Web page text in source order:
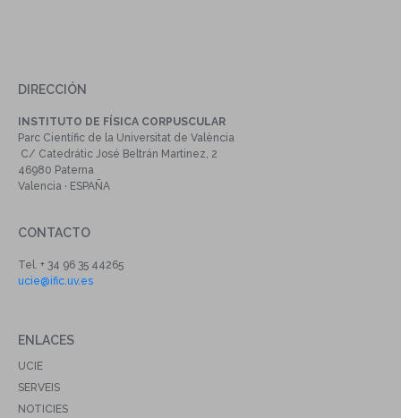
DIRECCIÓN
INSTITUTO DE FÍSICA CORPUSCULAR
Parc Científic de la Universitat de València
C/ Catedrátic José Beltrán Martinez, 2
46980 Paterna
Valencia · ESPAÑA
CONTACTO
Tel. + 34 96 35 44265
ucie@ific.uv.es
ENLACES
UCIE
SERVEIS
NOTICIES